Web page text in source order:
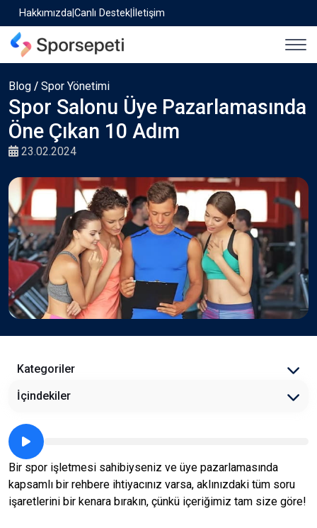
HakkımızdaCanlı Destek İletişim
Blog / Spor Yönetimi
Spor Salonu Üye Pazarlamasında
Öne Çıkan 10 Adım
23.02.2024
İçindekiler
Kategoriler
Bir spor işletmesi sahibiyseniz ve üye pazarlamasında
kapsamlı bir rehbere ihtiyacınız varsa, aklınızdaki tüm soru
işaretlerini bir kenara bırakın, çünkü içeriğimiz tam size göre!